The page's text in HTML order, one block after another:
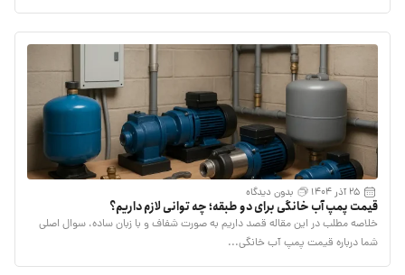
25 آذر 1404 بدون دیدگاه
قیمت پمپ آب خانگی برای دو طبقه؛ چه توانی لازم داریم؟
خلاصه مطلب در این مقاله قصد داریم به صورت شفاف و با زبان ساده، سوال اصلی
شما درباره قیمت پمپ آب خانگی...